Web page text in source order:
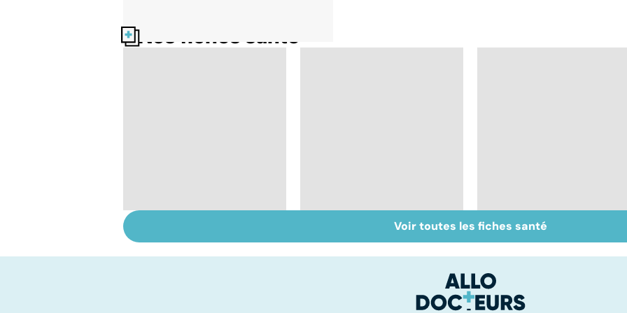
Nos fiches santé
de l'attention avec
Accident vasculaire
cérébral : l'enfant
Trisomie 21 : du
dépistage à la prise
Voir toutes les fiches santé